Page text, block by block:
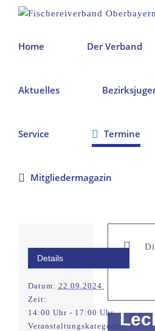
Zum
Home Der Verband
Aktuelles
Service Termine
Mitgliedermagazin
zur
Details
Datum: 22.09.2024.
Zeit:
14:00 Uhr - 17:00 Uhr
Veranstaltungskategorien: